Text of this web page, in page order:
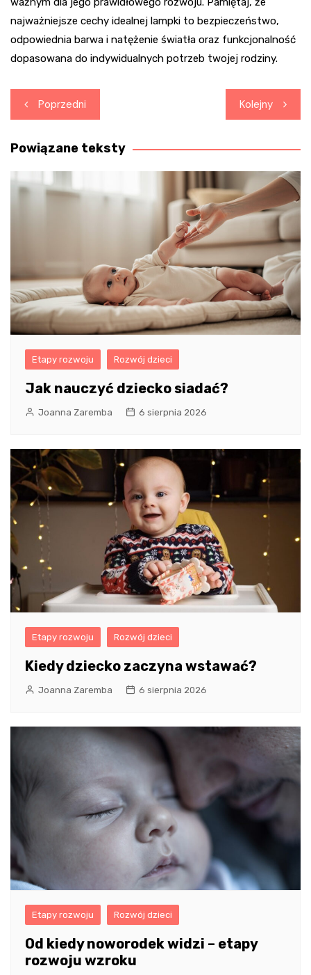
najważniejsze cechy idealnej lampki to bezpieczeństwo,
odpowiednia barwa i natężenie światła oraz funkcjonalność
dopasowana do indywidualnych potrzeb twojej rodziny.
Nawigacja
wpisu
Poprzedni Kolejny
Powiązane teksty
Etapy rozwoju Rozwój dzieci
Jak nauczyć dziecko siadać?
Joanna Zaremba 6 sierpnia 2026
Etapy rozwoju Rozwój dzieci
Kiedy dziecko zaczyna wstawać?
Joanna Zaremba 6 sierpnia 2026
Etapy rozwoju Rozwój dzieci
Od kiedy noworodek widzi – etapy
rozwoju wzroku